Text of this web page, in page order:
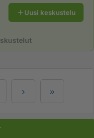
Uusi keskustelu